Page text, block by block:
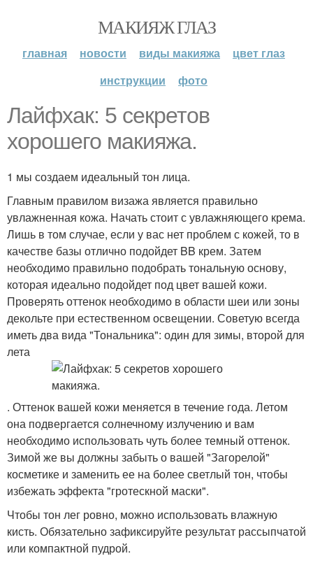
МАКИЯЖ ГЛАЗ
главная новости виды макияжа
цвет глаз
инструкции
фото
Лайфхак: 5 секретов
хорошего макияжа.
1 мы создаем идеальный тон лица.
Главным правилом визажа является правильно
увлажненная кожа. Начать стоит с увлажняющего крема.
Лишь в том случае, если у вас нет проблем с кожей, то в
качестве базы отлично подойдет BB крем. Затем
необходимо правильно подобрать тональную основу,
которая идеально подойдет под цвет вашей кожи.
Проверять оттенок необходимо в области шеи или зоны
декольте при естественном освещении. Советую всегда
иметь два вида "Тональника": один для зимы, второй для
лета
. Оттенок вашей кожи меняется в течение года. Летом
она подвергается солнечному излучению и вам
необходимо использовать чуть более темный оттенок.
Зимой же вы должны забыть о вашей "Загорелой"
косметике и заменить ее на более светлый тон, чтобы
избежать эффекта "гротескной маски".
Чтобы тон лег ровно, можно использовать влажную
кисть. Обязательно зафиксируйте результат рассыпчатой
или компактной пудрой.